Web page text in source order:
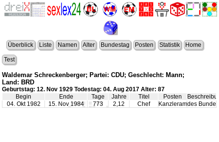
Überblick Liste Namen Alter Bundestag Posten Statistik Home
Test
Waldemar Schreckenberger; Partei: CDU; Geschlecht: Mann;
Land: BRD
Geburtstag: 12. Nov 1929 Todestag: 04. Aug 2017 Alter: 87
Begin
Ende Tage Jahre Titel Posten
04. Okt 1982
15. Nov 1984 773 2,12 Chef Kanzleramtdes